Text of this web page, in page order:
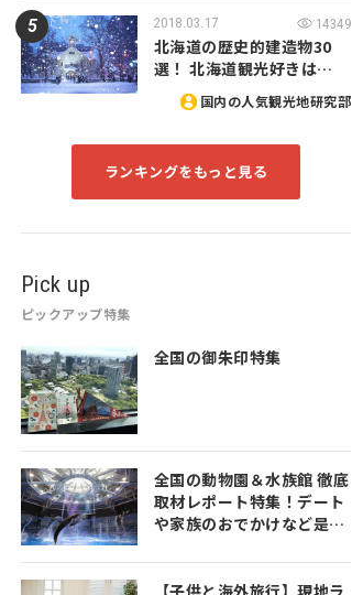
2018.03.17 14349
北海道の歴史的建造物30
選！ 北海道観光好きは…
国内の人気観光地研究部
ランキングをもっと見る
Pick up
ピックアップ特集
全国の御朱印特集
全国の動物園＆水族館 徹底
取材レポート特集！デート
や家族のおでかけなど是非